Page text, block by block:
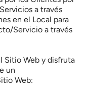
a través
en el Local para
Servicio a través
Sitio Web y disfruta
un
Web: